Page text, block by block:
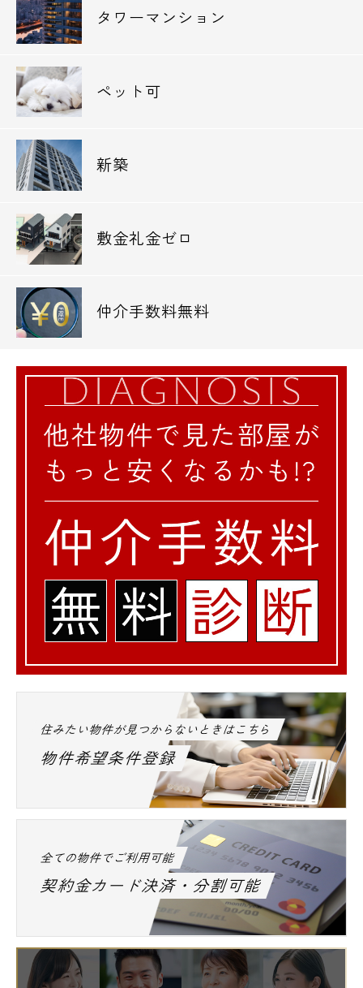
タワーマンション
ペット可
新築
敷金礼金ゼロ
仲介手数料無料
住みたい物件が見つからないときはこちら
物件希望条件登録
全ての物件でご利用可能
契約金カード決済・分割可能